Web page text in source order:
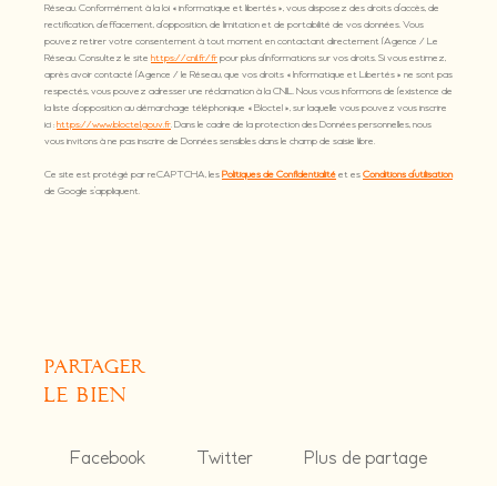
Réseau. Conformément à la loi « informatique et libertés », vous disposez des droits d’accès, de
rectification, d’effacement, d’opposition, de limitation et de portabilité de vos données. Vous
pouvez retirer votre consentement à tout moment en contactant directement l’Agence / Le
Réseau. Consultez le site https://cnil.fr/frpour plus d’informations sur vos droits. Si vous estimez,
après avoir contacté l'Agence / le Réseau, que vos droits « Informatique et Libertés » ne sont pas
respectés, vous pouvez adresser une réclamation à la CNIL. Nous vous informons de l’existence de
la liste d'opposition au démarchage téléphonique « Bloctel », sur laquelle vous pouvez vous inscrire
ici :https://www.bloctel.gouv.fr. Dans le cadre de la protection des Données personnelles, nous
vous invitons à ne pas inscrire de Données sensibles dans le champ de saisie libre.
Ce site est protégé par reCAPTCHA, lesPolitiques de Confidentialitéet esConditions d'utilisation
de Google s'appliquent.
partager
le bien
Facebook Twitter Plus de partage